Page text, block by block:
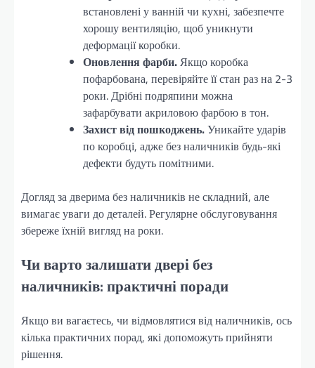
встановлені у ванній чи кухні, забезпечте
хорошу вентиляцію, щоб уникнути
деформації коробки.
Оновлення фарби.Якщо коробка
пофарбована, перевіряйте її стан раз на 2-3
роки. Дрібні подряпини можна
зафарбувати акриловою фарбою в тон.
Захист від пошкоджень.Уникайте ударів
по коробці, адже без наличників будь-які
дефекти будуть помітними.
Догляд за дверима без наличників не складний, але
вимагає уваги до деталей. Регулярне обслуговування
збереже їхній вигляд на роки.
Чи варто залишати двері без
наличників: практичні поради
Якщо ви вагаєтесь, чи відмовлятися від наличників, ось
кілька практичних порад, які допоможуть прийняти
рішення.